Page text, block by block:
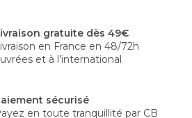
gratuite dès 49€
en France en 48/72h
et à l’international
sécurisé
en toute tranquillité par CB